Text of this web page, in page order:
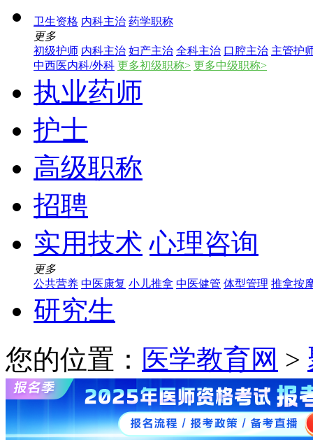
卫生资格 内科主治 药学职称
更多
初级护师 内科主治 妇产主治 全科主治 口腔主治 主管护
中西医内科/外科 更多初级职称> 更多中级职称>
执业药师
护士
高级职称
招聘
实用技术 心理咨询
更多
公共营养 中医康复 小儿推拿 中医健管 体型管理 推拿按
研究生
您的位置： 医学教育网 >